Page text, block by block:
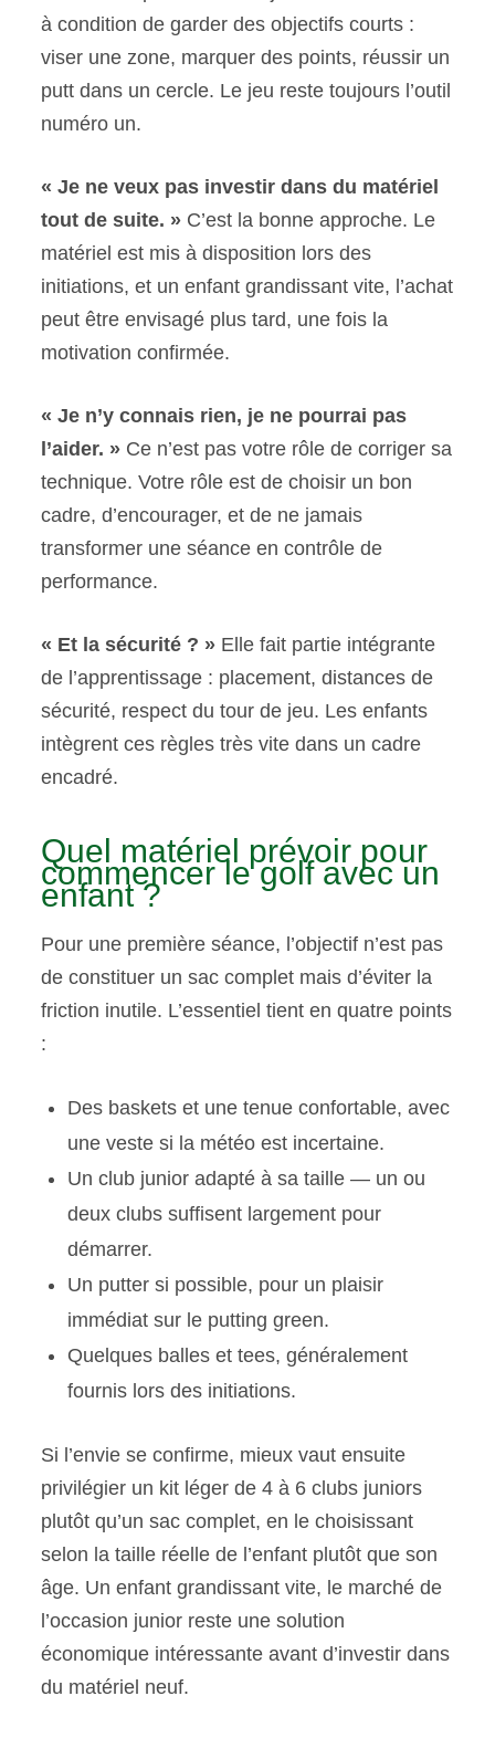
à condition de garder des objectifs courts :
viser une zone, marquer des points, réussir un
putt dans un cercle. Le jeu reste toujours l’outil
numéro un.
« Je ne veux pas investir dans du matériel
tout de suite. »C’est la bonne approche. Le
matériel est mis à disposition lors des
initiations, et un enfant grandissant vite, l’achat
peut être envisagé plus tard, une fois la
motivation confirmée.
« Je n’y connais rien, je ne pourrai pas
l’aider. »Ce n’est pas votre rôle de corriger sa
technique. Votre rôle est de choisir un bon
cadre, d’encourager, et de ne jamais
transformer une séance en contrôle de
performance.
« Et la sécurité ? »Elle fait partie intégrante
de l’apprentissage : placement, distances de
sécurité, respect du tour de jeu. Les enfants
intègrent ces règles très vite dans un cadre
encadré.
Quel matériel prévoir pour
commencer le golf avec un
enfant ?
Pour une première séance, l’objectif n’est pas
de constituer un sac complet mais d’éviter la
friction inutile. L’essentiel tient en quatre points
:
Des baskets et une tenue confortable, avec
une veste si la météo est incertaine.
Un club junior adapté à sa taille — un ou
deux clubs suffisent largement pour
démarrer.
Un putter si possible, pour un plaisir
immédiat sur le putting green.
Quelques balles et tees, généralement
fournis lors des initiations.
Si l’envie se confirme, mieux vaut ensuite
privilégier un kit léger de 4 à 6 clubs juniors
plutôt qu’un sac complet, en le choisissant
selon la taille réelle de l’enfant plutôt que son
âge. Un enfant grandissant vite, le marché de
l’occasion junior reste une solution
économique intéressante avant d’investir dans
du matériel neuf.